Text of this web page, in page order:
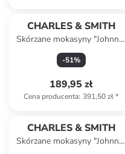
CHARLES & SMITH
Skórzane mokasyny "Johnny"
w kolorze beżowym
-51%
189,95 zł
Cena producenta: 391,50 zł*
CHARLES & SMITH
Skórzane mokasyny "Johnny"